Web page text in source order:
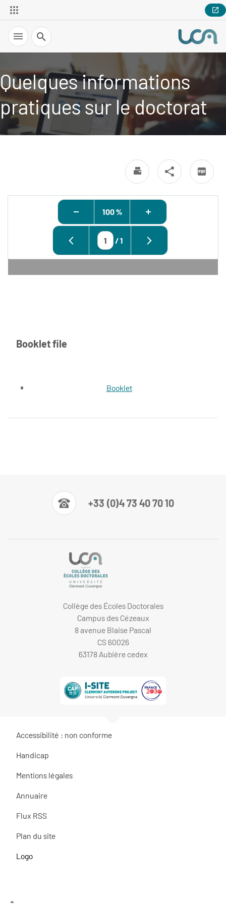
Recherche
Quelques informations
pratiques sur le doctorat
100 %
/1
Booklet file
Booklet
+33 (0)4 73 40 70 10
Collège des Écoles Doctorales
Campus des Cézeaux
8 avenue Blaise Pascal
CS 60026
63178 Aubière cedex
Accessibilité : non conforme
Handicap
Mentions légales
Annuaire
Flux RSS
Plan du site
Logo